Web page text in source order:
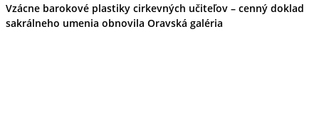
Vzácne barokové plastiky cirkevných učiteľov – cenný doklad
sakrálneho umenia obnovila Oravská galéria